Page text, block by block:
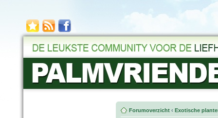
Forumoverzicht ‹ Exotische